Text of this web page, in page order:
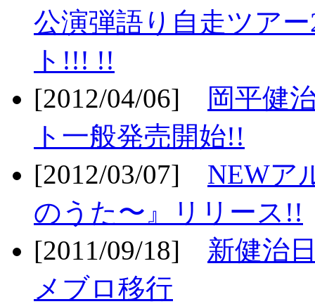
公演弾語り自走ツア
ト!!! !!
[2012/04/06]
岡平健
ト一般発売開始!!
[2012/03/07] NEWア
のうた〜』リリース!!
[2011/09/18] 新健治
メブロ移行